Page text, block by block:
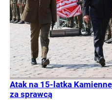
Atak na 15-latka
za sprawcą